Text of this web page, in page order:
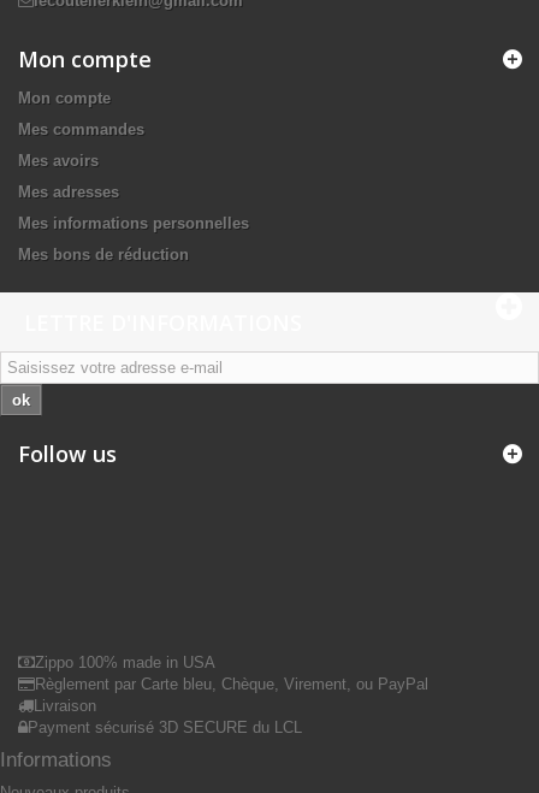
Mon compte
Mon compte
Mes commandes
Mes avoirs
Mes adresses
Mes informations personnelles
Mes bons de réduction
ok
Follow us
Zippo 100% made in USA
Règlement par Carte bleu, Chèque, Virement, ou PayPal
Livraison
Payment sécurisé 3D SECURE du LCL
Informations